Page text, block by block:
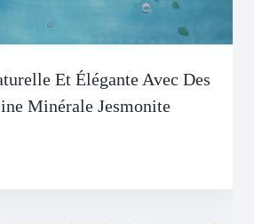
Et Élégante Avec Des
Minérale Jesmonite